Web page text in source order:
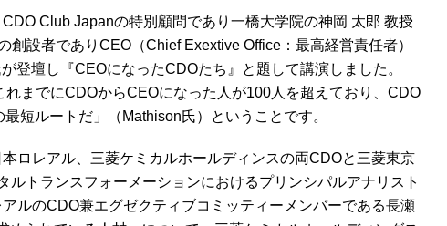
Club Japanの特別顧問であり一橋大学院の神岡 太郎 教授
創設者でありCEO（Chief Exextive Office：最高経営責任者）
登壇し『CEOになったCDOたち』と題して講演しました。
れまでにCDOからCEOになった人が100人を超えており、CDO
短ルートだ」（Mathison氏）ということです。
ロレアル、三菱ケミカルホールディンスの両CDOと三菱東京
ルトランスフォーメーションにおけるプリンシパルアナリスト
ルのCDO兼エグゼクティブコミッティーメンバーである長瀬